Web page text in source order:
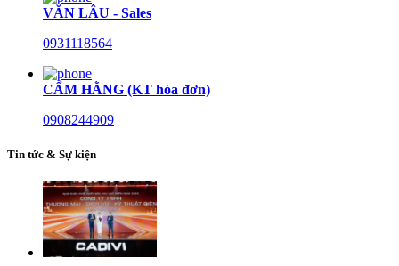
VĂN LÂU - Sales
0931118564
CẨM HẰNG (KT hóa đơn)
0908244909
Tin tức & Sự kiện